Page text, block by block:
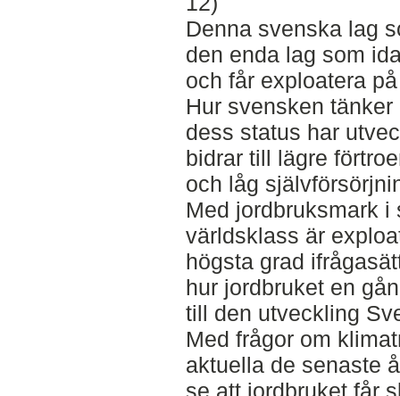
Denna svenska lag
den enda lag som
och får exploatera
Hur svensken
dess status har
bidrar till lägre
och låg
Med jordbruksmark
världsklass är
högsta grad
hur jordbruket en
till den utveckling
Med frågor om
aktuella de senaste
se att jordbruket får